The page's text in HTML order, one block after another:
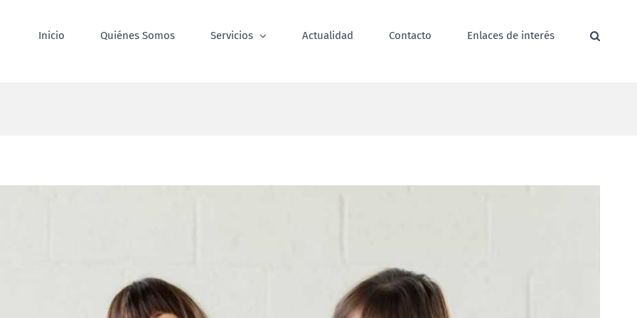
Inicio Quiénes Somos Servicios Actualidad Contacto Enlaces de interés